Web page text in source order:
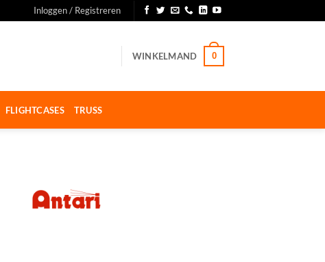
Inloggen / Registreren
WINKELMAND 0
FLIGHTCASES TRUSS